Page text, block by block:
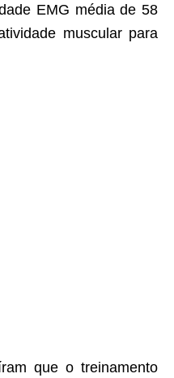
EMG média de 58
muscular para
que o treinamento